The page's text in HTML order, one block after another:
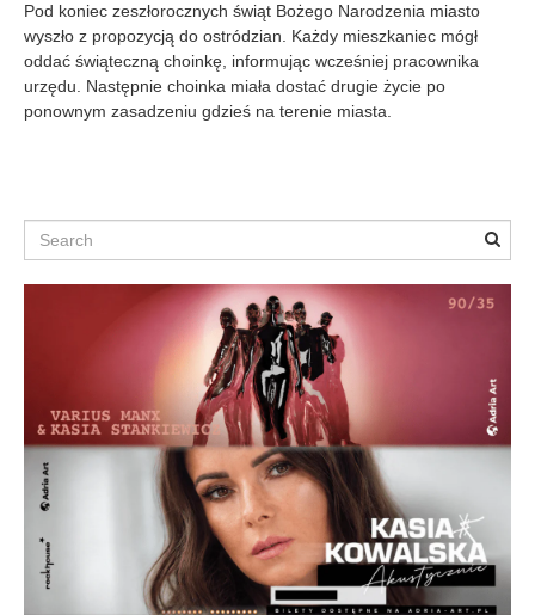
2
5
-
0
1
Pod koniec zeszłorocznych świąt Bożego Narodzenia miasto
wyszło z propozycją do ostródzian. Każdy mieszkaniec mógł
oddać świąteczną choinkę, informując wcześniej pracownika
urzędu. Następnie choinka miała dostać drugie życie po
ponownym zasadzeniu gdzieś na terenie miasta.
Search